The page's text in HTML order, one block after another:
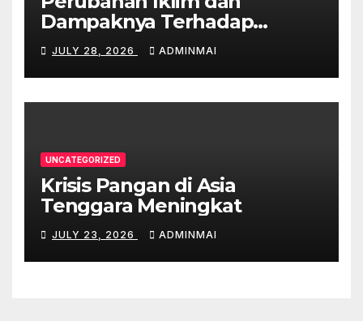
Dampaknya Terhadap
Ekonomi Australia
JULY 28, 2026 ADMINMAI
UNCATEGORIZED
Krisis Pangan di Asia
Tenggara Meningkat
JULY 23, 2026 ADMINMAI